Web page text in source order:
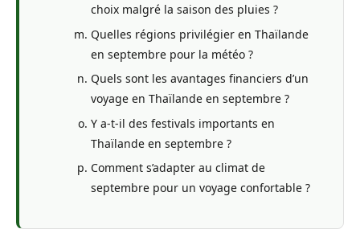
choix malgré la saison des pluies ?
Quelles régions privilégier en Thaïlande
en septembre pour la météo ?
Quels sont les avantages financiers d’un
voyage en Thaïlande en septembre ?
Y a-t-il des festivals importants en
Thaïlande en septembre ?
Comment s’adapter au climat de
septembre pour un voyage confortable ?